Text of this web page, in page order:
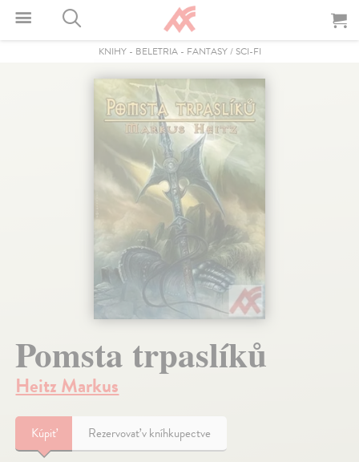
KNIHY- BELETRIA- FANTASY / SCI-FI
Pomsta trpaslíků
Heitz Markus
Kúpiť Rezervovať v kníhkupectve